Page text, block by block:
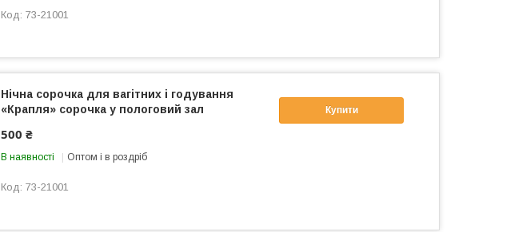
73-21001
Купити
Нічна сорочка для вагітних і годування
«Крапля» сорочка у пологовий зал
500 ₴
В наявності Оптом і в роздріб
73-21001